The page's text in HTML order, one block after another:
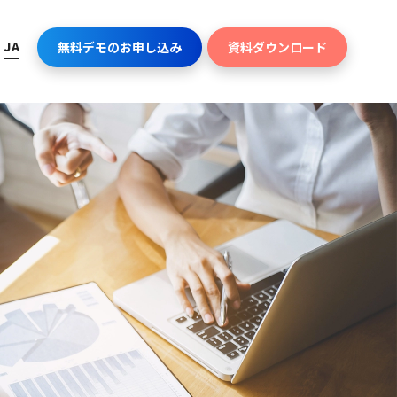
JA 無料デモのお申し込み 資料ダウンロード